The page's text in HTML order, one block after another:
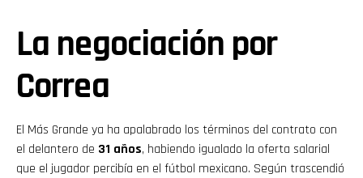
La negociación por
Correa
El Más Grande ya ha apalabrado los términos del contrato con
el delantero de 31 años, habiendo igualado la oferta salarial
que el jugador percibía en el fútbol mexicano. Según trascendió